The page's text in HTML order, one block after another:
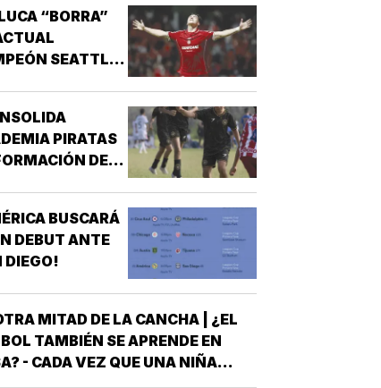
“BORRA”
SEATTLE
PIRATAS
DE
BUSCARÁ
DEBUT ANTE
DIEGO!
MITAD DE LA CANCHA | ¿EL
TAMBIÉN SE APRENDE EN
- CADA VEZ QUE UNA NIÑA
A UNA CANCHA CON UN BALÓN